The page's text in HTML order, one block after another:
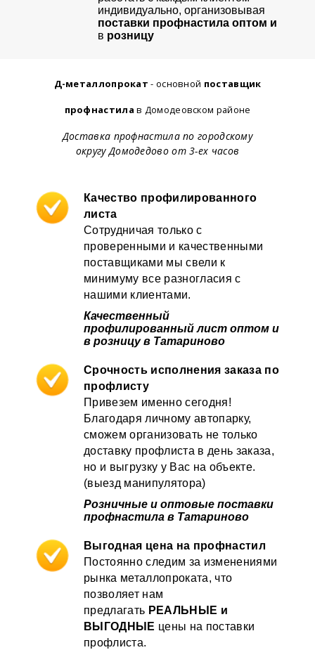
индивидуально, организовывая
поставки профнастила оптом и
в розницу
Д-металлопрокат- основной поставщик
профнастила в Домодеовском районе
Доставка профнастила по городскому
округу Домодедово от 3-ех часов
Качество профилированного
листа
Сотрудничая только с
проверенными и качественными
поставщиками мы свели к
минимуму все разногласия с
нашими клиентами.
Качественный
профилированный лист оптом и
в розницу в Татариново
Срочность исполнения заказа по
профлисту
Привезем именно сегодня!
Благодаря личному автопарку,
сможем организовать не только
доставку профлиста в день заказа,
но и выгрузку у Вас на объекте.
(выезд манипулятора)
Розничные и оптовые поставки
профнастила в Татариново
Выгодная цена на профнастил
Постоянно следим за изменениями
рынка металлопроката, что
позволяет нам
предлагать РЕАЛЬНЫЕ и
ВЫГОДНЫЕ цены на поставки
профлиста.